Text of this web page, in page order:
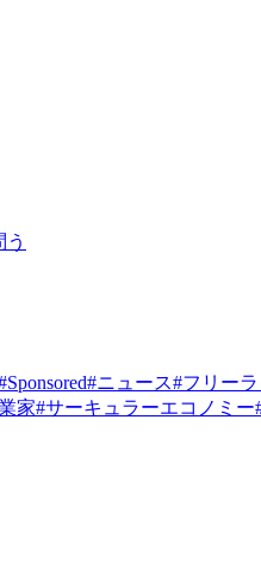
Sponsored#ニュース#フリー
家#サーキュラーエコノミー